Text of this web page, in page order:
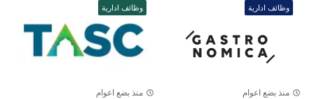
وظائف ادارية
منذ بضع اعوام
وظائف ادارية
منذ بضع اعوام